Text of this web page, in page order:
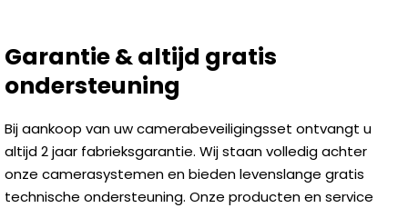
Garantie & altijd gratis
ondersteuning
Bij aankoop van uw camerabeveiligingsset ontvangt u
altijd 2 jaar fabrieksgarantie. Wij staan volledig achter
onze camerasystemen en bieden levenslange gratis
technische ondersteuning. Onze producten en service